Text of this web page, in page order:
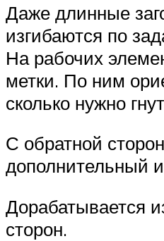
Даже длинные
изгибаются по
На рабочих
метки. По ним
сколько нужно
С обратной
дополнительный
Дорабатывается
сторон.